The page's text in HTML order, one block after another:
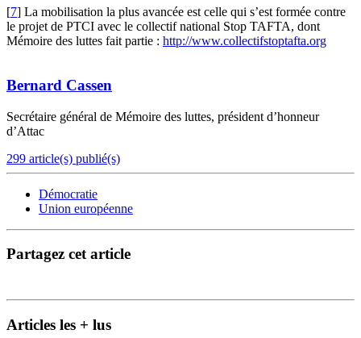
[7] La mobilisation la plus avancée est celle qui s’est formée contre
le projet de PTCI avec le collectif national Stop TAFTA, dont
Mémoire des luttes fait partie : http://www.collectifstoptafta.org
Bernard Cassen
Secrétaire général de Mémoire des luttes, président d’honneur
d’Attac
299 article(s) publié(s)
Démocratie
Union européenne
Partagez cet article
Articles les + lus